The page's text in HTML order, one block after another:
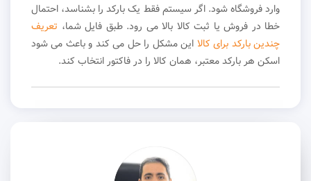
وارد فروشگاه شود. اگر سیستم فقط یک بارکد را بشناسد، احتمال
خطا در فروش یا ثبت کالا بالا می رود. طبق فایل شما، تعریف
چندین بارکد برای کالا این مشکل را حل می کند و باعث می شود
اسکن هر بارکد معتبر، همان کالا را در فاکتور انتخاب کند.